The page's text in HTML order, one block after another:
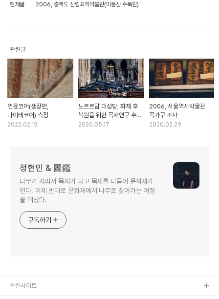
현재글 2006, 충북도 산림과학박물관(미동산 수목원)
관련글
연륜코어(생장편,
나이테코어) 측정
2022.02.15
노르르담 대성당, 화재 후
복원을 위한 목재연구 추진
현황
2020.05.17
2006, 서울역사박물관
목가구 조사
2020.02.29
정현민 & 圖鑑
나무가 자라서 목재가 되고 목재를 다듬어 문화재가
된다. 이제 반대로 문화재에서 나무로 찾아가는 여정
을 떠났다.
구독하기
관련사이트